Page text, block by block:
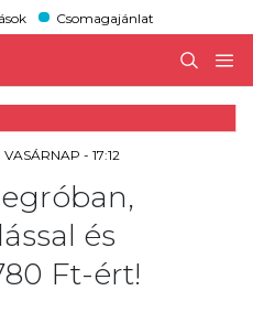
Csomagajánlat
- 17:12
és
Ft-ért!